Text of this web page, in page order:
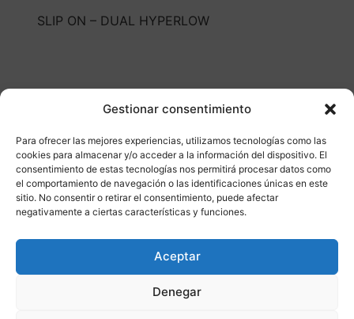
Gestionar consentimiento
Para ofrecer las mejores experiencias, utilizamos tecnologías como las
cookies para almacenar y/o acceder a la información del dispositivo. El
consentimiento de estas tecnologías nos permitirá procesar datos como
el comportamiento de navegación o las identificaciones únicas en este
sitio. No consentir o retirar el consentimiento, puede afectar
negativamente a ciertas características y funciones.
Aceptar
Denegar
SLIP ON – DUAL HYPERLOW
Otros productos
DISPONIBLE ENVÍO GRATIS 24/48H